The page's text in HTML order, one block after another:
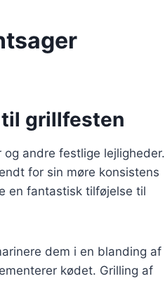
grillfesten
andre festlige lejligheder.
for sin møre konsistens
en fantastisk tilføjelse til
dem i en blanding af
kødet. Grilling af